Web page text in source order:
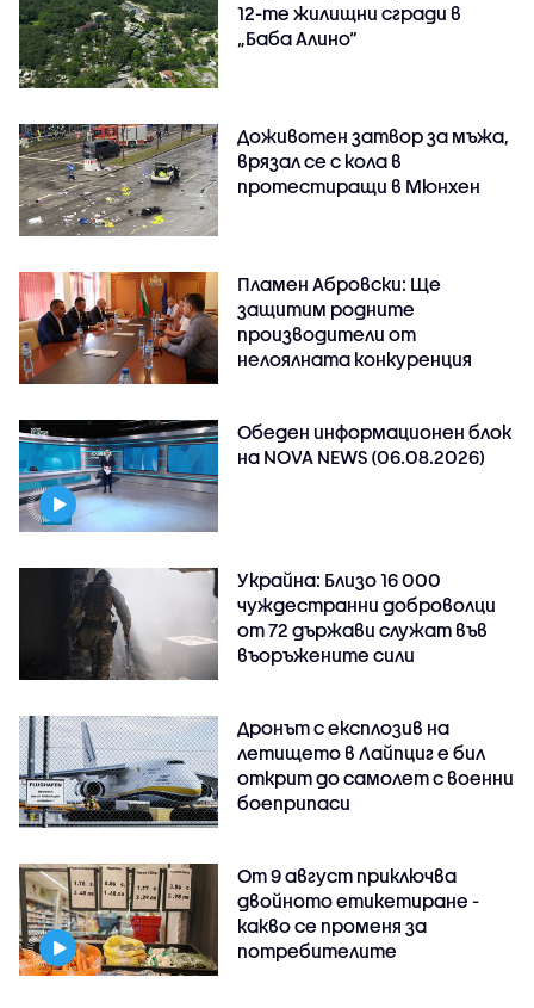
12-те жилищни сгради в
„Баба Алино“
Доживотен затвор за мъжа,
врязал се с кола в
протестиращи в Мюнхен
Пламен Абровски: Ще
защитим родните
производители от
нелоялната конкуренция
Обеден информационен блок
на NOVA NEWS (06.08.2026)
Украйна: Близо 16 000
чуждестранни доброволци
от 72 държави служат във
въоръжените сили
Дронът с експлозив на
летището в Лайпциг е бил
открит до самолет с военни
боеприпаси
От 9 август приключва
двойното етикетиране -
какво се променя за
потребителите